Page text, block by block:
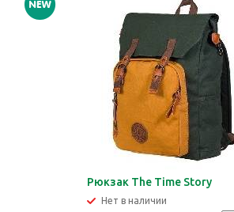
Рюкзак The Time Story
Нет в наличии